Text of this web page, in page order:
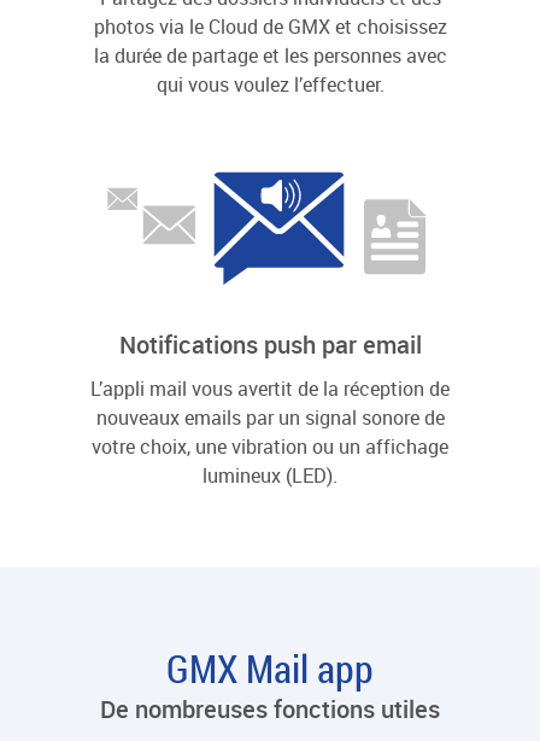
photos via le Cloud de GMX et choisissez
la durée de partage et les personnes avec
qui vous voulez l’effectuer.
Notifications push par email
L’appli mail vous avertit de la réception de
nouveaux emails par un signal sonore de
votre choix, une vibration ou un affichage
lumineux (LED).
GMX Mail app
De nombreuses fonctions utiles